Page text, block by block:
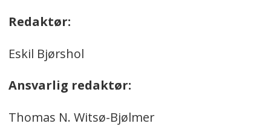
Redaktør:
Eskil Bjørshol
Ansvarlig redaktør:
Thomas N. Witsø-Bjølmer